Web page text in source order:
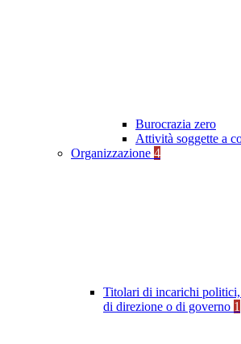
Burocrazia zero
Attività soggette a
Organizzazione 4
Titolari di incarichi
di direzione o di governo 1